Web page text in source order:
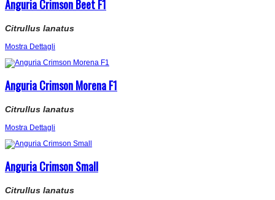
Anguria Crimson Beet F1
Citrullus lanatus
Mostra Dettagli
Anguria Crimson Morena F1
Citrullus lanatus
Mostra Dettagli
Anguria Crimson Small
Citrullus lanatus